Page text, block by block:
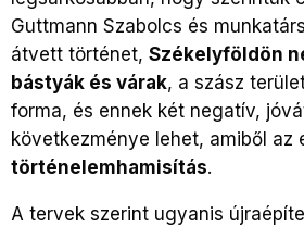
Guttmann Szabolcs és
átvett történet, Székelyföldön
bástyák és várak, a szász
forma, és ennek két negatív,
következménye lehet, amiből az
történelemhamisítás.
A tervek szerint ugyanis